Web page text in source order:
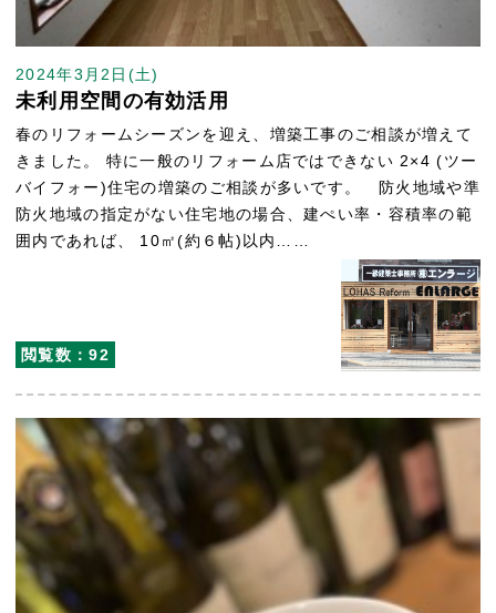
閲覧数：92
2024年3月2日(土)
未利用空間の有効活用
春のリフォームシーズンを迎え、増築工事のご相談が増えて
きました。 特に一般のリフォーム店ではできない 2×4 (ツー
バイフォー)住宅の増築のご相談が多いです。 防火地域や準
防火地域の指定がない住宅地の場合、建ぺい率・容積率の範
囲内であれば、 10㎡(約６帖)以内……